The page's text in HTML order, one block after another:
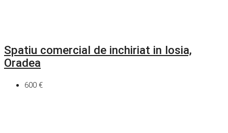
Spatiu comercial de inchiriat in Iosia,
Oradea
600 €